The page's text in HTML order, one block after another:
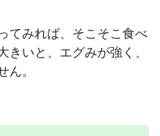
てみれば、そこそこ食べ
きいと、エグみが強く、
ん。